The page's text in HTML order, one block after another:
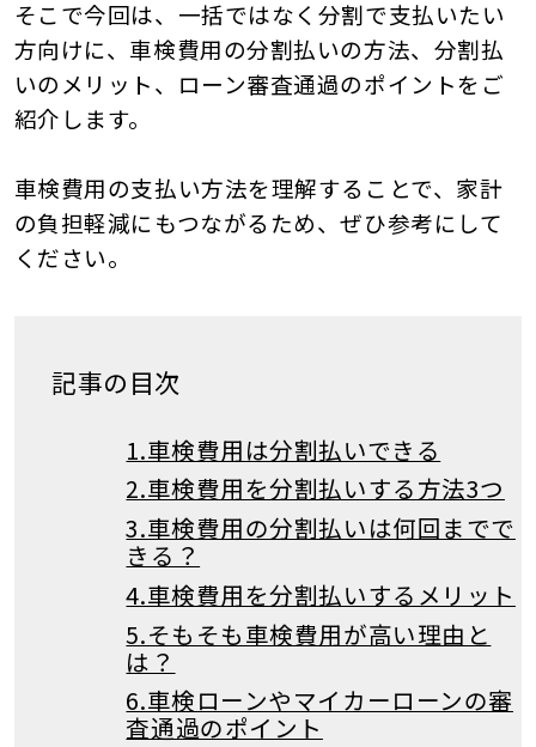
そこで今回は、一括ではなく分割で支払いたい
方向けに、車検費用の分割払いの方法、分割払
いのメリット、ローン審査通過のポイントをご
紹介します。
車検費用の支払い方法を理解することで、家計
の負担軽減にもつながるため、ぜひ参考にして
ください。
記事の目次
1.車検費用は分割払いできる
2.車検費用を分割払いする方法3つ
3.車検費用の分割払いは何回までで
きる？
4.車検費用を分割払いするメリット
5.そもそも車検費用が高い理由と
は？
6.車検ローンやマイカーローンの審
査通過のポイント